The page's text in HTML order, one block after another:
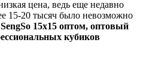
цена, ведь еще недавно
15-20 тысяч было невозможно
15x15 оптом, оптовый
кубиков